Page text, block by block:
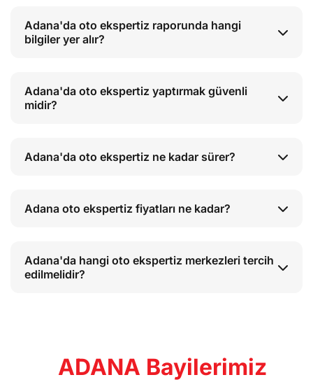
Adana'da oto ekspertiz raporunda hangi
bilgiler yer alır?
Adana'da oto ekspertiz yaptırmak güvenli
midir?
Adana'da oto ekspertiz ne kadar sürer?
Adana oto ekspertiz fiyatları ne kadar?
Adana'da hangi oto ekspertiz merkezleri tercih
edilmelidir?
ADANA Bayilerimiz